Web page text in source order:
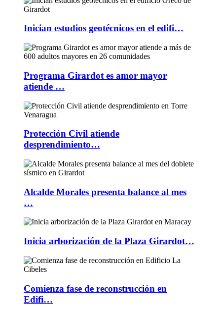
Inician estudios geotécnicos en el edifi…
Programa Girardot es amor mayor
atiende …
Protección Civil atiende
desprendimiento…
Alcalde Morales presenta balance al mes
…
Inicia arborización de la Plaza Girardot…
Comienza fase de reconstrucción en
Edifi…